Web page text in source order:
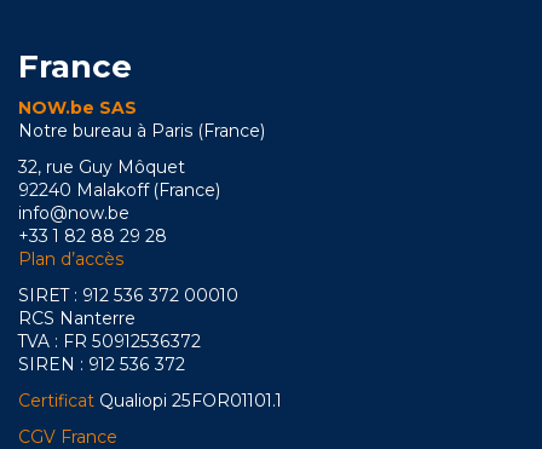
France
NOW.be SAS
Notre bureau à Paris (France)
32, rue Guy Môquet
92240 Malakoff (France)
info@now.be
+33 1 82 88 29 28
Plan d’accès
SIRET : 912 536 372 00010
RCS Nanterre
TVA : FR 50912536372
SIREN : 912 536 372
Certificat Qualiopi 25FOR01101.1
CGV France